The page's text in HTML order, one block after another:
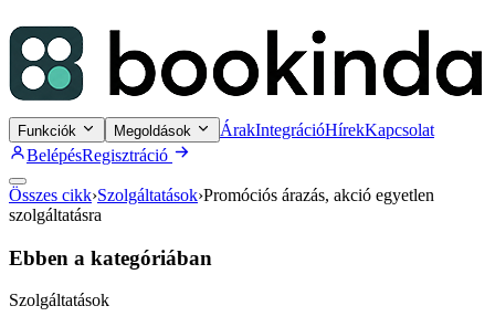
Funkciók Megoldások ÁrakIntegrációHírekKapcsolat
BelépésRegisztráció
Összes cikk›Szolgáltatások›Promóciós árazás, akció egyetlen
szolgáltatásra
Ebben a kategóriában
Szolgáltatások